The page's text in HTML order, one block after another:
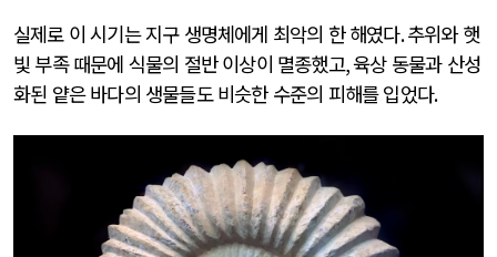
실제로 이 시기는 지구 생명체에게 최악의 한 해였다.추위와 햇
빛 부족 때문에 식물의 절반 이상이 멸종했고,육상 동물과 산성
화된 얕은 바다의 생물들도 비슷한 수준의 피해를 입었다.